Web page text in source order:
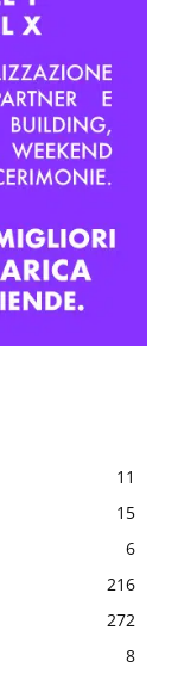
11
15
6
216
272
8